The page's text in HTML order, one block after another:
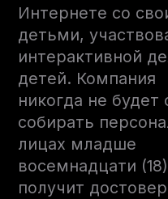
Интернете со
детьми,
интерактивной
детей. Компания
никогда не будет
собирать
лицах младше
восемнадцати
получит